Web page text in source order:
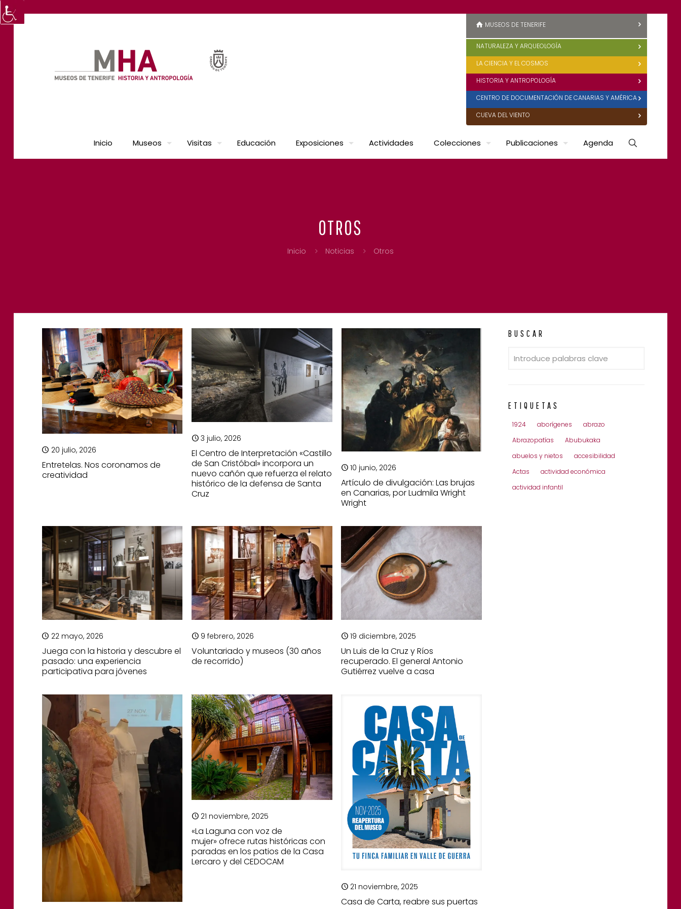
Inicio Museos Visitas Educación Exposiciones Actividades Colecciones Publicaciones Agenda
MUSEOS DE TENERIFE
NATURALEZA Y ARQUEOLOGÍA
LA CIENCIA Y EL COSMOS
HISTORIA Y ANTROPOLOGÍA
CENTRO DE DOCUMENTACIÓN DE CANARIAS Y AMÉRICA
CUEVA DEL VIENTO
OTROS
Inicio Noticias Otros
20 julio, 2026
Entretelas. Nos coronamos de
creatividad
3 julio, 2026
El Centro de Interpretación «Castillo
de San Cristóbal» incorpora un
nuevo cañón que refuerza el relato
histórico de la defensa de Santa
Cruz
10 junio, 2026
Artículo de divulgación: Las brujas
en Canarias, por Ludmila Wright
Wright
22 mayo, 2026
Juega con la historia y descubre el
pasado: una experiencia
participativa para jóvenes
9 febrero, 2026
Voluntariado y museos (30 años
de recorrido)
19 diciembre, 2025
Un Luis de la Cruz y Ríos
recuperado. El general Antonio
Gutiérrez vuelve a casa
21 noviembre, 2025
«La Laguna con voz de
mujer» ofrece rutas históricas con
paradas en los patios de la Casa
Lercaro y del CEDOCAM
21 noviembre, 2025
Casa de Carta, reabre sus puertas
BUSCAR
ETIQUETAS
1924 aborígenes
abrazo
Abrazopatías
Abubukaka
abuelos y nietos
accesibilidad
Actas
actividad económica
actividad infantil